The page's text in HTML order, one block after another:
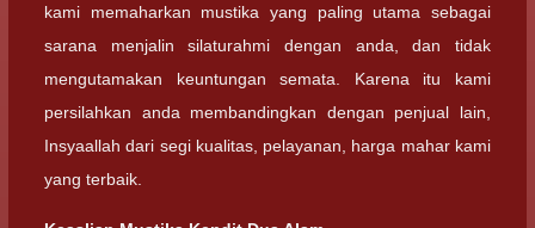
kami memaharkan mustika yang paling utama sebagai
sarana menjalin silaturahmi dengan anda, dan tidak
mengutamakan keuntungan semata. Karena itu kami
persilahkan anda membandingkan dengan penjual lain,
Insyaallah dari segi kualitas, pelayanan, harga mahar kami
yang terbaik.